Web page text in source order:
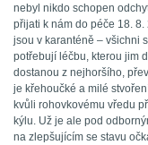
nebyl nikdo schopen
přijati k nám do péče 18.
jsou v karanténě – všichni
potřebují léčbu, kterou jim
dostanou z nejhoršího,
je křehoučké a milé
kvůli rohovkovému vředu
kýlu. Už je ale pod
na zlepšujícím se stavu